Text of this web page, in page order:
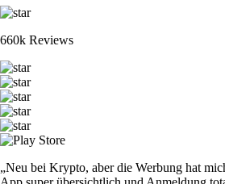
660k Reviews
„Neu bei Krypto, aber die Werbung hat